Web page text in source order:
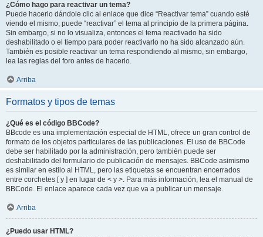
¿Cómo hago para reactivar un tema?
Puede hacerlo dándole clic al enlace que dice “Reactivar tema” cuando esté
viendo el mismo, puede “reactivar” el tema al principio de la primera página.
Sin embargo, si no lo visualiza, entonces el tema reactivado ha sido
deshabilitado o el tiempo para poder reactivarlo no ha sido alcanzado aún.
También es posible reactivar un tema respondiendo al mismo, sin embargo,
lea las reglas del foro antes de hacerlo.
Arriba
Formatos y tipos de temas
¿Qué es el código BBCode?
BBcode es una implementación especial de HTML, ofrece un gran control de
formato de los objetos particulares de las publicaciones. El uso de BBCode
debe ser habilitado por la administración, pero también puede ser
deshabilitado del formulario de publicación de mensajes. BBCode asimismo
es similar en estilo al HTML, pero las etiquetas se encuentran encerrados
entre corchetes [ y ] en lugar de < y >. Para más información, lea el manual de
BBCode. El enlace aparece cada vez que va a publicar un mensaje.
Arriba
¿Puedo usar HTML?